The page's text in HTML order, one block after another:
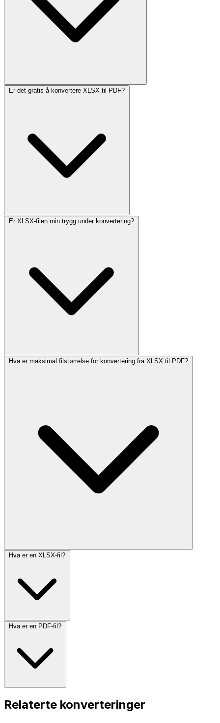
Er det gratis å konvertere XLSX til PDF?
Er XLSX-filen min trygg under konvertering?
Hva er maksimal filstørrelse for konvertering fra XLSX til PDF?
Hva er en XLSX-fil?
Hva er en PDF-fil?
Relaterte konverteringer